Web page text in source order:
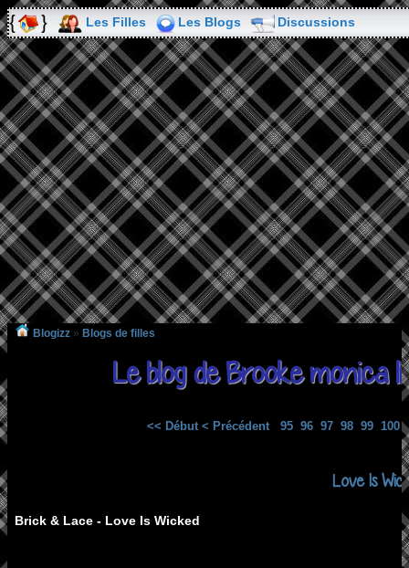
Les Filles Les Blogs Discussions
Blogizz » Blogs de filles
Le blog de Brooke monica
<< Début < Précédent 95 96 97 98 99 100
Love Is
Brick & Lace - Love Is Wicked